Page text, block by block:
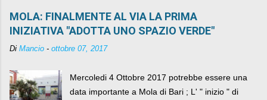
MOLA: FINALMENTE AL VIA LA PRIMA
INIZIATIVA "ADOTTA UNO SPAZIO VERDE"
Di Mancio - ottobre 07, 2017
Mercoledi 4 Ottobre 2017 potrebbe essere una
data importante a Mola di Bari ; L' " inizio " di